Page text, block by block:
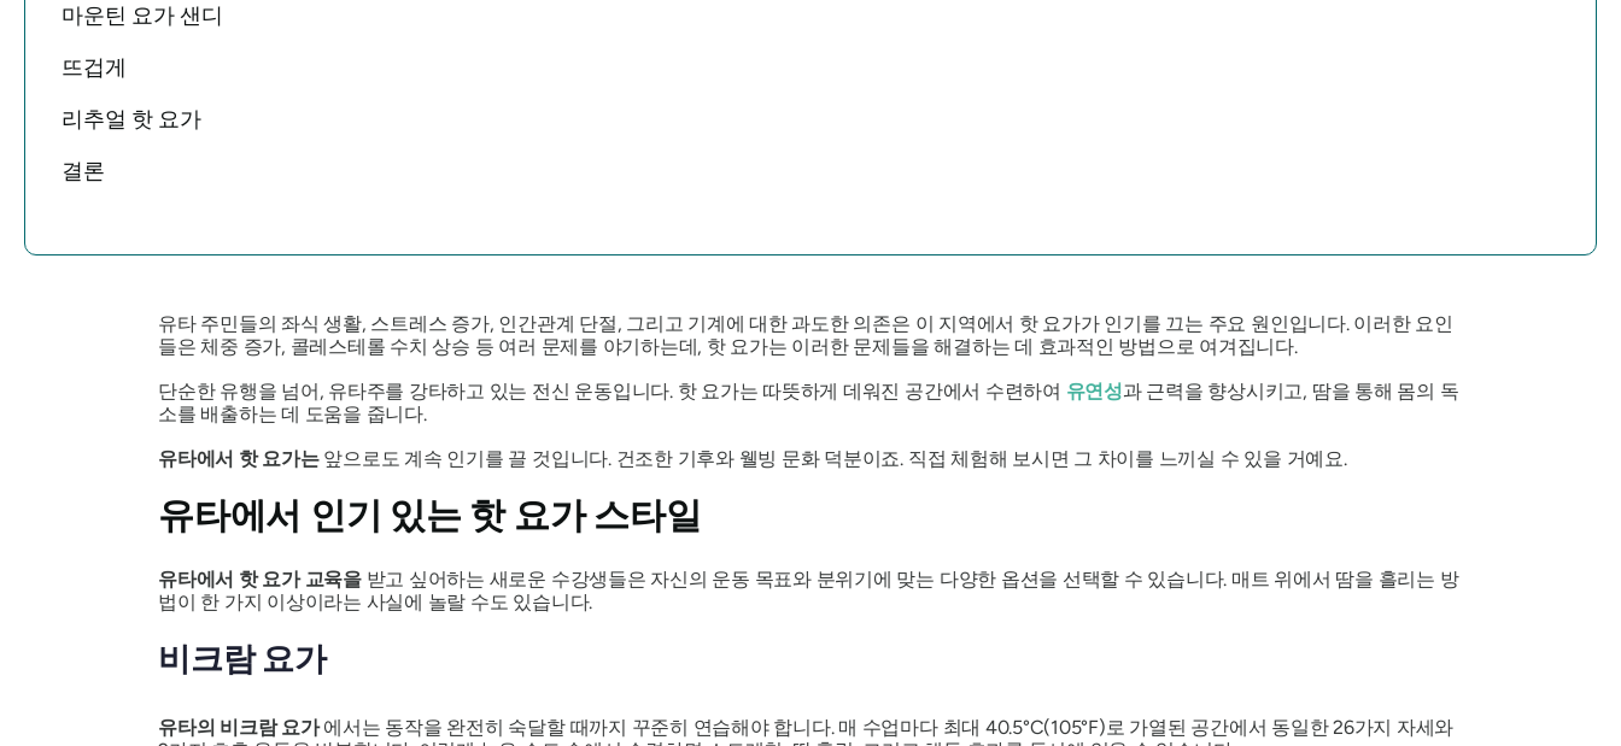
마운틴 요가 샌디
뜨겁게
리추얼 핫 요가
결론
유타 주민들의 좌식 생활, 스트레스 증가, 인간관계 단절, 그리고 기계에 대한 과도한 의존은 이 지역에서 핫 요가가 인기를 끄는 주요 원인입니다. 이러한 요인
들은 체중 증가, 콜레스테롤 수치 상승 등 여러 문제를 야기하는데, 핫 요가는 이러한 문제들을 해결하는 데 효과적인 방법으로 여겨집니다.
단순한 유행을 넘어, 유타주를 강타하고 있는 전신 운동입니다. 핫 요가는 따뜻하게 데워진 공간에서 수련하여 유연성과 근력을 향상시키고, 땀을 통해 몸의 독
소를 배출하는 데 도움을 줍니다.
유타에서 핫 요가는앞으로도 계속 인기를 끌 것입니다. 건조한 기후와 웰빙 문화 덕분이죠. 직접 체험해 보시면 그 차이를 느끼실 수 있을 거예요.
유타에서 인기 있는 핫 요가 스타일
유타에서 핫 요가 교육을받고 싶어하는 새로운 수강생들은 자신의 운동 목표와 분위기에 맞는 다양한 옵션을 선택할 수 있습니다. 매트 위에서 땀을 흘리는 방
법이 한 가지 이상이라는 사실에 놀랄 수도 있습니다.
비크람 요가
유타의 비크람 요가에서는 동작을 완전히 숙달할 때까지 꾸준히 연습해야 합니다. 매 수업마다 최대 40.5°C(105°F)로 가열된 공간에서 동일한 26가지 자세와